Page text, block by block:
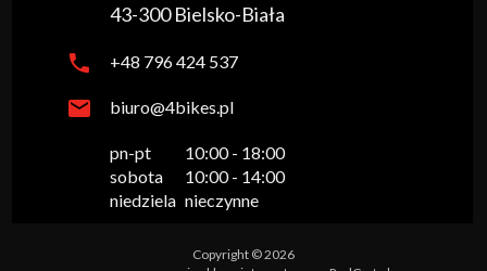
43-300 Bielsko-Biała
+48 796 424 537
biuro@4bikes.pl
pn-pt
sobota
niedziela
10:00 - 18:00
10:00 - 14:00
nieczynne
Copyright © 2026